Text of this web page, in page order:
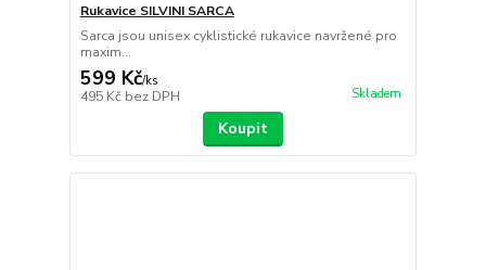
Rukavice SILVINI SARCA
Sarca jsou unisex cyklistické rukavice navržené pro
maxim...
599 Kč/ks
495 Kč bez DPH Skladem
Koupit